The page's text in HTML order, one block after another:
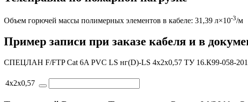
Объем горючей массы полимерных элементов в кабеле: 31,39 л×10-3/м
Пример записи при заказе кабеля и в
СПЕЦЛАН F/FTP Cat 6A PVC LS нг(D)-LS 4x2x0,57 ТУ 16.К99-058-
4x2x0,57